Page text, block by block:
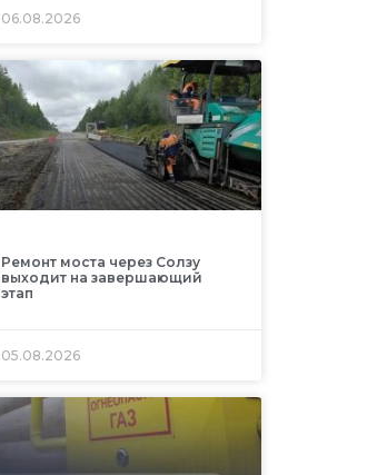
06.08.2026
Ремонт моста через Солзу
выходит на завершающий
этап
05.08.2026